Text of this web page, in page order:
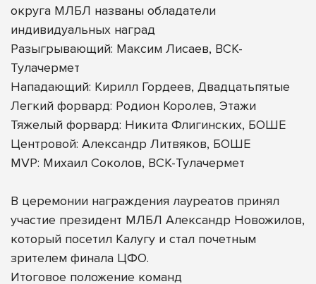
округа МЛБЛ названы обладатели
индивидуальных наград
Разыгрывающий: Максим Лисаев, ВСК-
Тулачермет
Нападающий: Кирилл Гордеев, Двадцатьпятые
Легкий форвард: Родион Королев, Этажи
Тяжелый форвард: Никита Флигинских, БОШЕ
Центровой: Александр Литвяков, БОШЕ
MVP: Михаил Соколов, ВСК-Тулачермет
В церемонии награждения лауреатов принял
участие президент МЛБЛ Александр Новожилов,
который посетил Калугу и стал почетным
зрителем финала ЦФО.
Итоговое положение команд